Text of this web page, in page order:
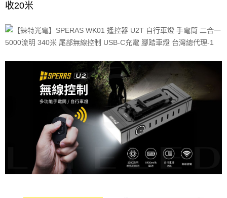
收20米